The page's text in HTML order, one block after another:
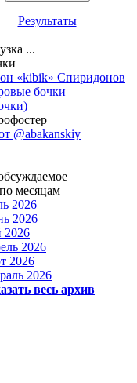
Результаты
...
«kibik» Спиридонов
бочки
‎@abakanskiy
месяцам
2026
2026
2026
2026
2026
весь архив